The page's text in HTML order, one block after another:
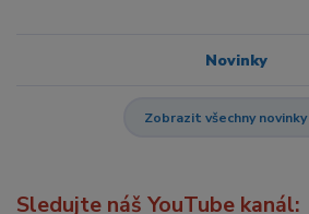
Novinky
Zobrazit všechny novinky
Sledujte náš YouTube kanál: